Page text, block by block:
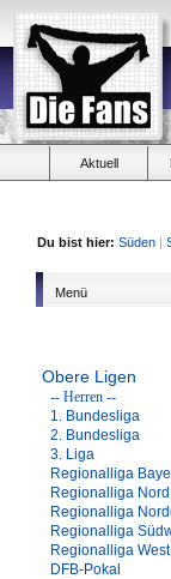
Aktuell
Du bist hier: Süden |
Menü
Obere Ligen
-- Herren --
1. Bundesliga
2. Bundesliga
3. Liga
Regionalliga
Regionalliga Nord
Regionalliga
Regionalliga
Regionalliga West
DFB-Pokal